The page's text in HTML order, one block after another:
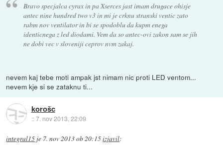
Bravo specjalca cyrax in pa Xserces jast imam drugace ohisje
antec nine hundred two v3 in mi je crknu stranski ventic zato
rabm nov ventilator in bi se spodoblu da kupm enega
identicnega z led diodami. Vem da so antec-ovi zakon sam se jih
ne dobi vec v sloveniji ceprov nvm zakaj.
nevem kaj tebe moti ampak jst nimam nic proti LED ventom...
nevem kje si se zataknu ti...
korošc
::7. nov 2013, 22:09
integral15 je 7. nov 2013 ob 20:15izjavil: